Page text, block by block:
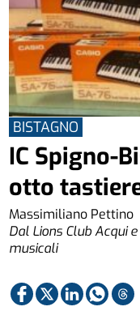
Massimiliano Pettino
BISTAGNO
IC Spigno-
otto
Dal Lions Club Acqui
musicali